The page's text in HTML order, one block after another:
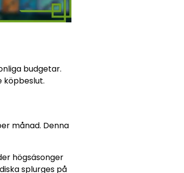
budgetar.
köpbeslut.
månad. Denna
högsäsonger
splurges på